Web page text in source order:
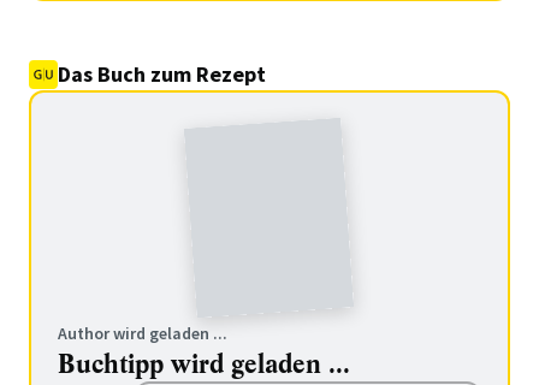
Das Buch zum Rezept
Author wird geladen ...
Buchtipp wird geladen ...